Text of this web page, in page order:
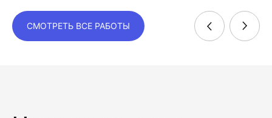
СМОТРЕТЬ ВСЕ РАБОТЫ